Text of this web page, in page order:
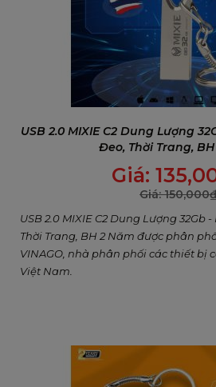
USB 2.0 MIXIE C2 Dung Lượng
Đeo, Thời Trang,
Giá:
Giá:150,000
USB 2.0 MIXIE C2 Dung Lượng 32Gb
Thời Trang, BH 2 Năm được phân
VINAGO, nhà phân phối các thiết bị
Việt Nam.